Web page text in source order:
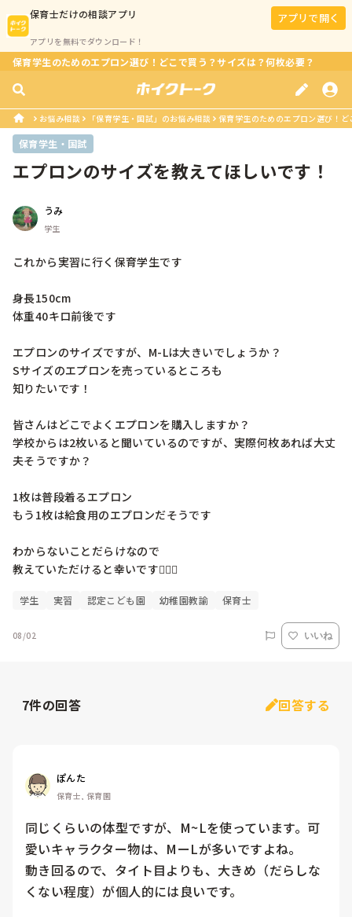
保育士だけの相談アプリ
アプリを無料でダウンロード！
アプリで開く
保育学生のためのエプロン選び！どこで買う？サイズは？何枚必要？
お悩み相談 「保育学生・国試」のお悩み相談 保育学生のためのエプロン選び！
保育学生・国試
エプロンのサイズを教えてほしいです！
うみ
学生
これから実習に行く保育学生です
身長150cm
体重40キロ前後です
エプロンのサイズですが、M-Lは大きいでしょうか？
Sサイズのエプロンを売っているところも
知りたいです！
皆さんはどこでよくエプロンを購入しますか？
学校からは2枚いると聞いているのですが、実際何枚あれば大丈
夫そうですか？
1枚は普段着るエプロン
もう1枚は給食用のエプロンだそうです
わからないことだらけなので
教えていただけると幸いです🙇🏻‍♀️
学生 実習 認定こども園 幼稚園教諭 保育士
08/02 いいね
7件の回答 回答する
ぽんた
保育士, 保育園
同じくらいの体型ですが、M~Lを使っています。可
愛いキャラクター物は、MーLが多いですよね。
動き回るので、タイト目よりも、大きめ（だらしな
くない程度）が個人的には良いです。